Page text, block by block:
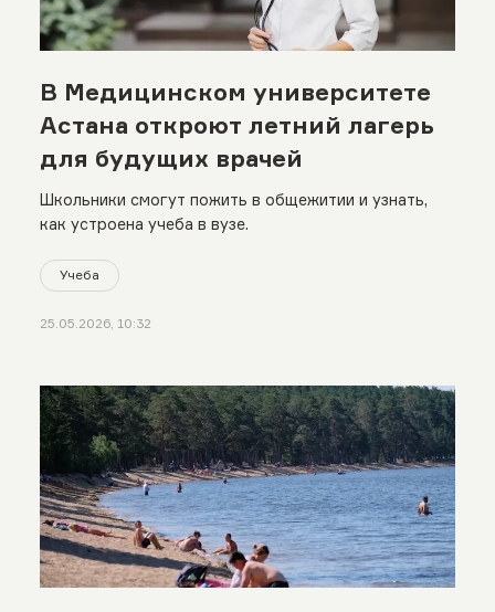
В Медицинском университете
Астана откроют летний лагерь
для будущих врачей
Школьники смогут пожить в общежитии и узнать,
как устроена учеба в вузе.
Учеба
25.05.2026, 10:32